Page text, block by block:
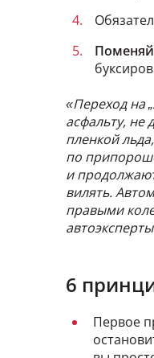
«Переход на
асфальту, не
пленкой
по
и
вилять.
правыми
6
Первое